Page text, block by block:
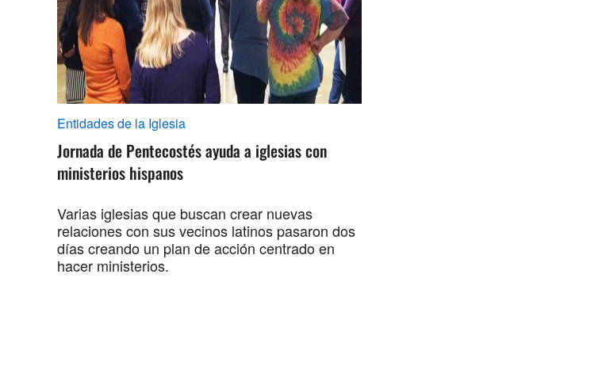
Entidades de la Iglesia
Jornada de Pentecostés ayuda a iglesias con
ministerios hispanos
Varias iglesias que buscan crear nuevas
relaciones con sus vecinos latinos pasaron dos
días creando un plan de acción centrado en
hacer ministerios.